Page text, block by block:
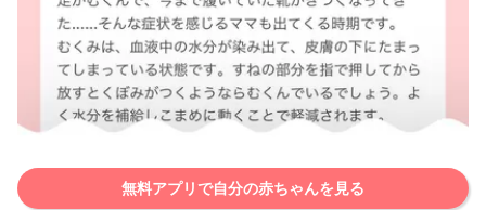
無料アプリで自分の赤ちゃんを見る